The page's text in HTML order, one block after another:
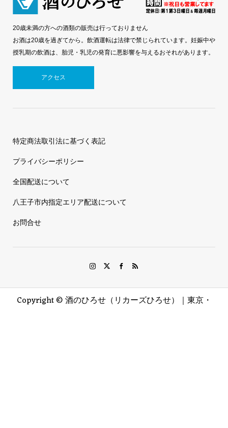
20歳未満の方への酒類の販売は行っておりません
お酒は20歳を過ぎてから。飲酒運転は法律で禁じられています。妊娠中や
授乳期の飲酒は、胎児・乳児の発育に悪影響を与えるおそれがあります。
アクセス
特定商法取引法に基づく表記
プライバシーポリシー
全国配送について
八王子市内指定エリア配送について
お問合せ
Copyright ©酒のひろせ（リカーズひろせ）｜東京・